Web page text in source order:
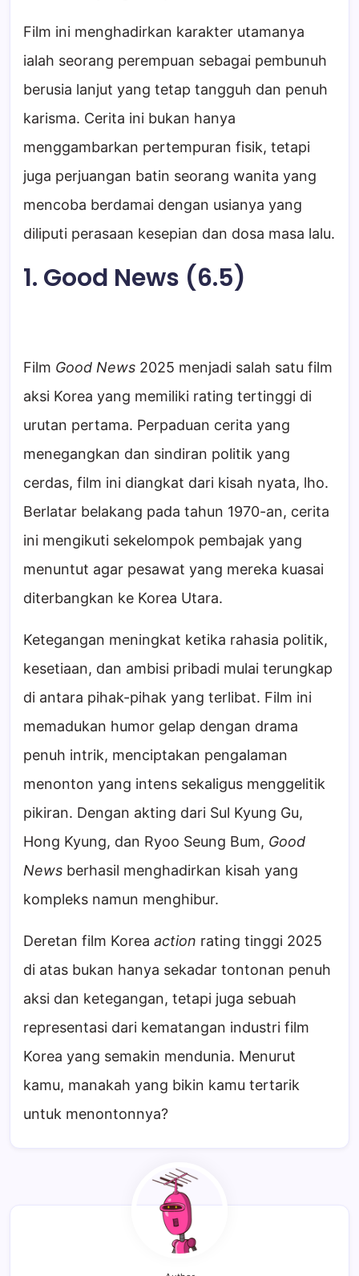
Film ini menghadirkan karakter utamanya
ialah seorang perempuan sebagai pembunuh
berusia lanjut yang tetap tangguh dan penuh
karisma. Cerita ini bukan hanya
menggambarkan pertempuran fisik, tetapi
juga perjuangan batin seorang wanita yang
mencoba berdamai dengan usianya yang
diliputi perasaan kesepian dan dosa masa lalu.
1. Good News (6.5)
Film Good News 2025 menjadi salah satu film
aksi Korea yang memiliki rating tertinggi di
urutan pertama. Perpaduan cerita yang
menegangkan dan sindiran politik yang
cerdas, film ini diangkat dari kisah nyata, lho.
Berlatar belakang pada tahun 1970-an, cerita
ini mengikuti sekelompok pembajak yang
menuntut agar pesawat yang mereka kuasai
diterbangkan ke Korea Utara.
Ketegangan meningkat ketika rahasia politik,
kesetiaan, dan ambisi pribadi mulai terungkap
di antara pihak-pihak yang terlibat. Film ini
memadukan humor gelap dengan drama
penuh intrik, menciptakan pengalaman
menonton yang intens sekaligus menggelitik
pikiran. Dengan akting dari Sul Kyung Gu,
Hong Kyung, dan Ryoo Seung Bum, Good
News berhasil menghadirkan kisah yang
kompleks namun menghibur.
Deretan film Korea action rating tinggi 2025
di atas bukan hanya sekadar tontonan penuh
aksi dan ketegangan, tetapi juga sebuah
representasi dari kematangan industri film
Korea yang semakin mendunia. Menurut
kamu, manakah yang bikin kamu tertarik
untuk menontonnya?